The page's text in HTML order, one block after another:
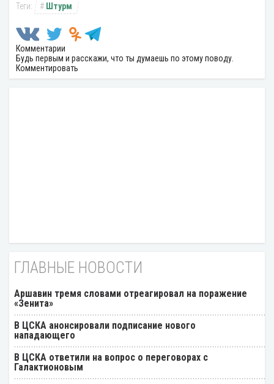
Штурм
Комментарии
Будь первым и расскажи, что ты думаешь по этому поводу.
Комментировать
ГЛАВНЫЕ НОВОСТИ
Аршавин тремя словами отреагировал на поражение
«Зенита»
В ЦСКА анонсировали подписание нового
нападающего
В ЦСКА ответили на вопрос о переговорах с
Галактионовым